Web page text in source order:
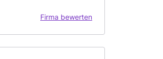
Firma bewerten